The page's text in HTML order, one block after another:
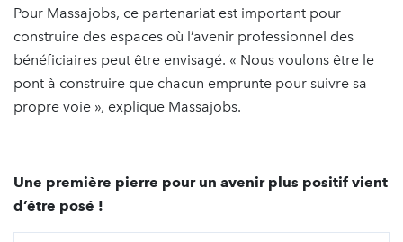
Pour Massajobs, ce partenariat est important pour
construire des espaces où l’avenir professionnel des
bénéficiaires peut être envisagé. « Nous voulons être le
pont à construire que chacun emprunte pour suivre sa
propre voie », explique Massajobs.
Une première pierre pour un avenir plus positif vient
d’être posé !